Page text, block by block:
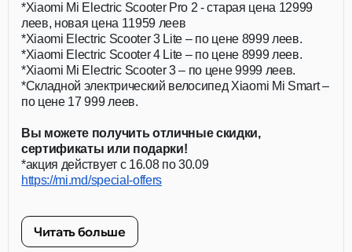
*Xiaomi Mi Electric Scooter Pro 2 - старая цена 12999
леев, новая цена 11959 леев
*Xiaomi Electric Scooter 3 Lite – по цене 8999 леев.
*Xiaomi Electric Scooter 4 Lite – по цене 8999 леев.
*Xiaomi Mi Electric Scooter 3 – по цене 9999 леев.
*Складной электрический велосипед Xiaomi Mi Smart –
по цене 17 999 леев.
Вы можете получить отличные скидки,
сертификаты или подарки!
*акция действует с 16.08 по 30.09
https://mi.md/special-offers
Читать больше